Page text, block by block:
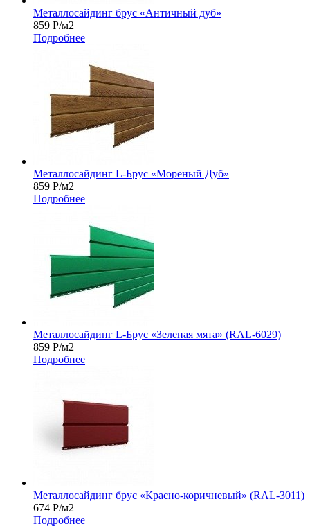
Металлосайдинг брус «Античный дуб»
859 Р/м2
Подробнее
Металлосайдинг L-Брус «Мореный Дуб»
859 Р/м2
Подробнее
Металлосайдинг L-Брус «Зеленая мята» (RAL-6029)
859 Р/м2
Подробнее
Металлосайдинг брус «Красно-коричневый» (RAL-3011)
674 Р/м2
Подробнее